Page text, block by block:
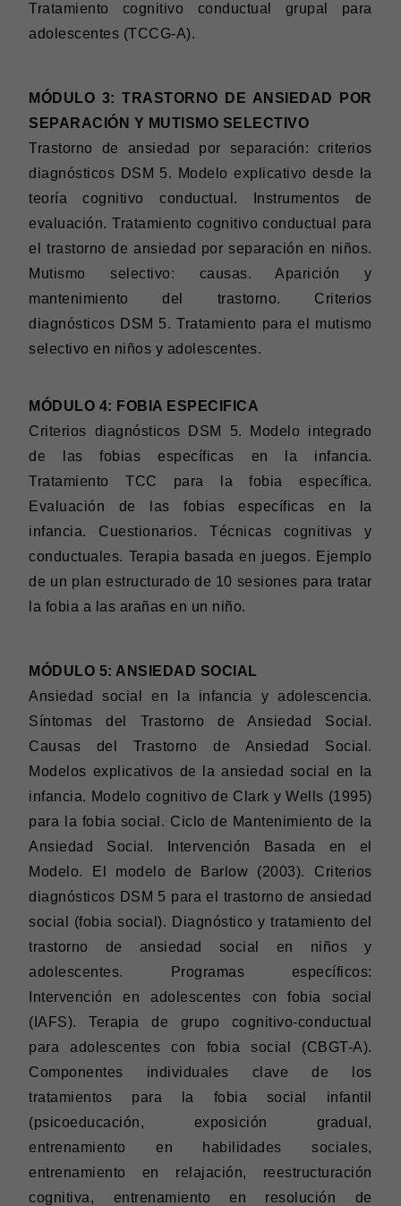
Tratamiento cognitivo conductual grupal para
adolescentes (TCCG-A).
MÓDULO 3: TRASTORNO DE ANSIEDAD POR
SEPARACIÓN Y MUTISMO SELECTIVO
Trastorno de ansiedad por separación: criterios
diagnósticos DSM 5. Modelo explicativo desde la
teoría cognitivo conductual. Instrumentos de
evaluación. Tratamiento cognitivo conductual para
el trastorno de ansiedad por separación en niños.
Mutismo selectivo: causas. Aparición y
mantenimiento del trastorno. Criterios
diagnósticos DSM 5. Tratamiento para el mutismo
selectivo en niños y adolescentes.
MÓDULO 4: FOBIA ESPECIFICA
Criterios diagnósticos DSM 5. Modelo integrado
de las fobias específicas en la infancia.
Tratamiento TCC para la fobia específica.
Evaluación de las fobias específicas en la
infancia. Cuestionarios. Técnicas cognitivas y
conductuales. Terapia basada en juegos. Ejemplo
de un plan estructurado de 10 sesiones para tratar
la fobia a las arañas en un niño.
MÓDULO 5: ANSIEDAD SOCIAL
Ansiedad social en la infancia y adolescencia.
Síntomas del Trastorno de Ansiedad Social.
Causas del Trastorno de Ansiedad Social.
Modelos explicativos de la ansiedad social en la
infancia. Modelo cognitivo de Clark y Wells (1995)
para la fobia social. Ciclo de Mantenimiento de la
Ansiedad Social. Intervención Basada en el
Modelo. El modelo de Barlow (2003). Criterios
diagnósticos DSM 5 para el trastorno de ansiedad
social (fobia social). Diagnóstico y tratamiento del
trastorno de ansiedad social en niños y
adolescentes. Programas específicos:
Intervención en adolescentes con fobia social
(IAFS). Terapia de grupo cognitivo-conductual
para adolescentes con fobia social (CBGT-A).
Componentes individuales clave de los
tratamientos para la fobia social infantil
(psicoeducación, exposición gradual,
entrenamiento en habilidades sociales,
entrenamiento en relajación, reestructuración
cognitiva, entrenamiento en resolución de